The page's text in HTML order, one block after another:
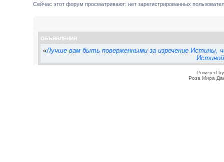
Сейчас этот форум просматривают: нет зарегистрированных
ОБЪЯВЛЕНИЯ
«Лучше вам быть поверженными за изречение Истины,
Powered
Роза Мира